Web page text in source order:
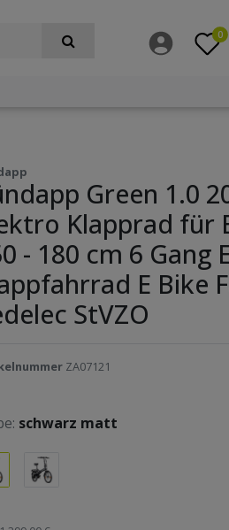
0
Green 1.0
Klapprad für
- 180 cm 6 Gang
E Bike
StVZO
ZA07121
schwarz matt